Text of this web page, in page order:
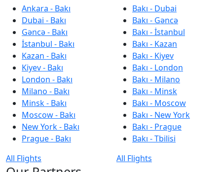
Ankara - Bakı
Dubai - Bakı
Gəncə - Bakı
İstanbul - Bakı
Kazan - Bakı
Kiyev - Bakı
London - Bakı
Milano - Bakı
Minsk - Bakı
Moscow - Bakı
New York - Bakı
Prague - Bakı
All Flights
Bakı - Dubai
Bakı - Gəncə
Bakı - İstanbul
Bakı - Kazan
Bakı - Kiyev
Bakı - London
Bakı - Milano
Bakı - Minsk
Bakı - Moscow
Bakı - New York
Bakı - Prague
Bakı - Tbilisi
All Flights